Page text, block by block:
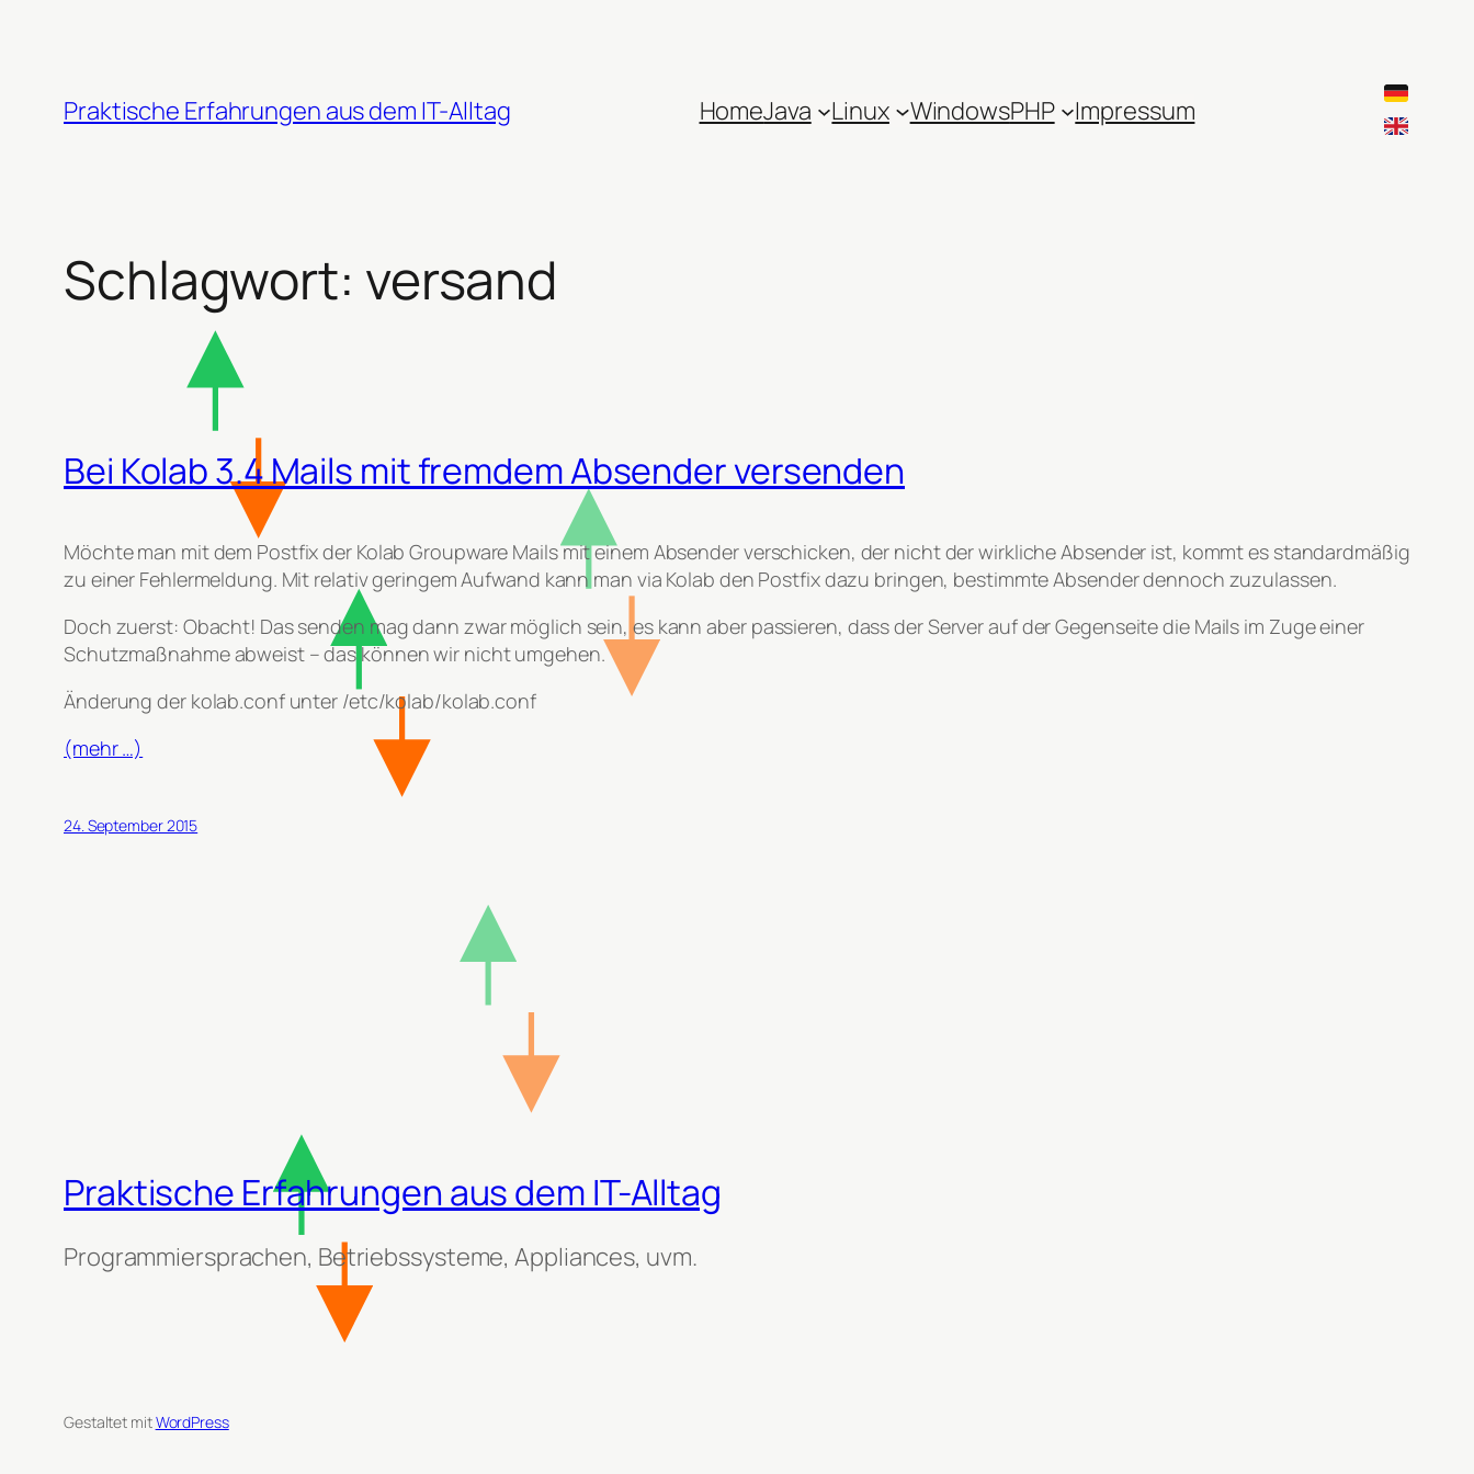
Praktische Erfahrungen aus dem IT-Alltag HomeJava Linux WindowsPHP Impressum
Schlagwort: versand
Bei Kolab 3.4 Mails mit fremdem Absender versenden
Möchte man mit dem Postfix der Kolab Groupware Mails mit einem Absender verschicken, der nicht der wirkliche Absender ist, kommt es standardmäßig
zu einer Fehlermeldung. Mit relativ geringem Aufwand kann man via Kolab den Postfix dazu bringen, bestimmte Absender dennoch zuzulassen.
Doch zuerst: Obacht! Das senden mag dann zwar möglich sein, es kann aber passieren, dass der Server auf der Gegenseite die Mails im Zuge einer
Schutzmaßnahme abweist – das können wir nicht umgehen.
Änderung der kolab.conf unter /etc/kolab/kolab.conf
(mehr …)
24. September 2015
Praktische Erfahrungen aus dem IT-Alltag
Programmiersprachen, Betriebssysteme, Appliances, uvm.
Gestaltet mitWordPress